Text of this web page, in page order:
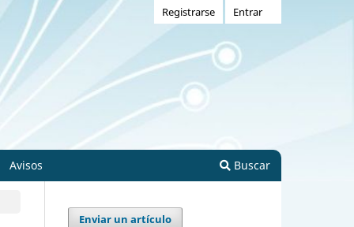
Avisos Buscar
Registrarse Entrar
Enviar un artículo